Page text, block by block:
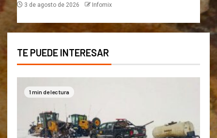
3 de agosto de 2026 Infomix
TE PUEDE INTERESAR
1 min de lectura